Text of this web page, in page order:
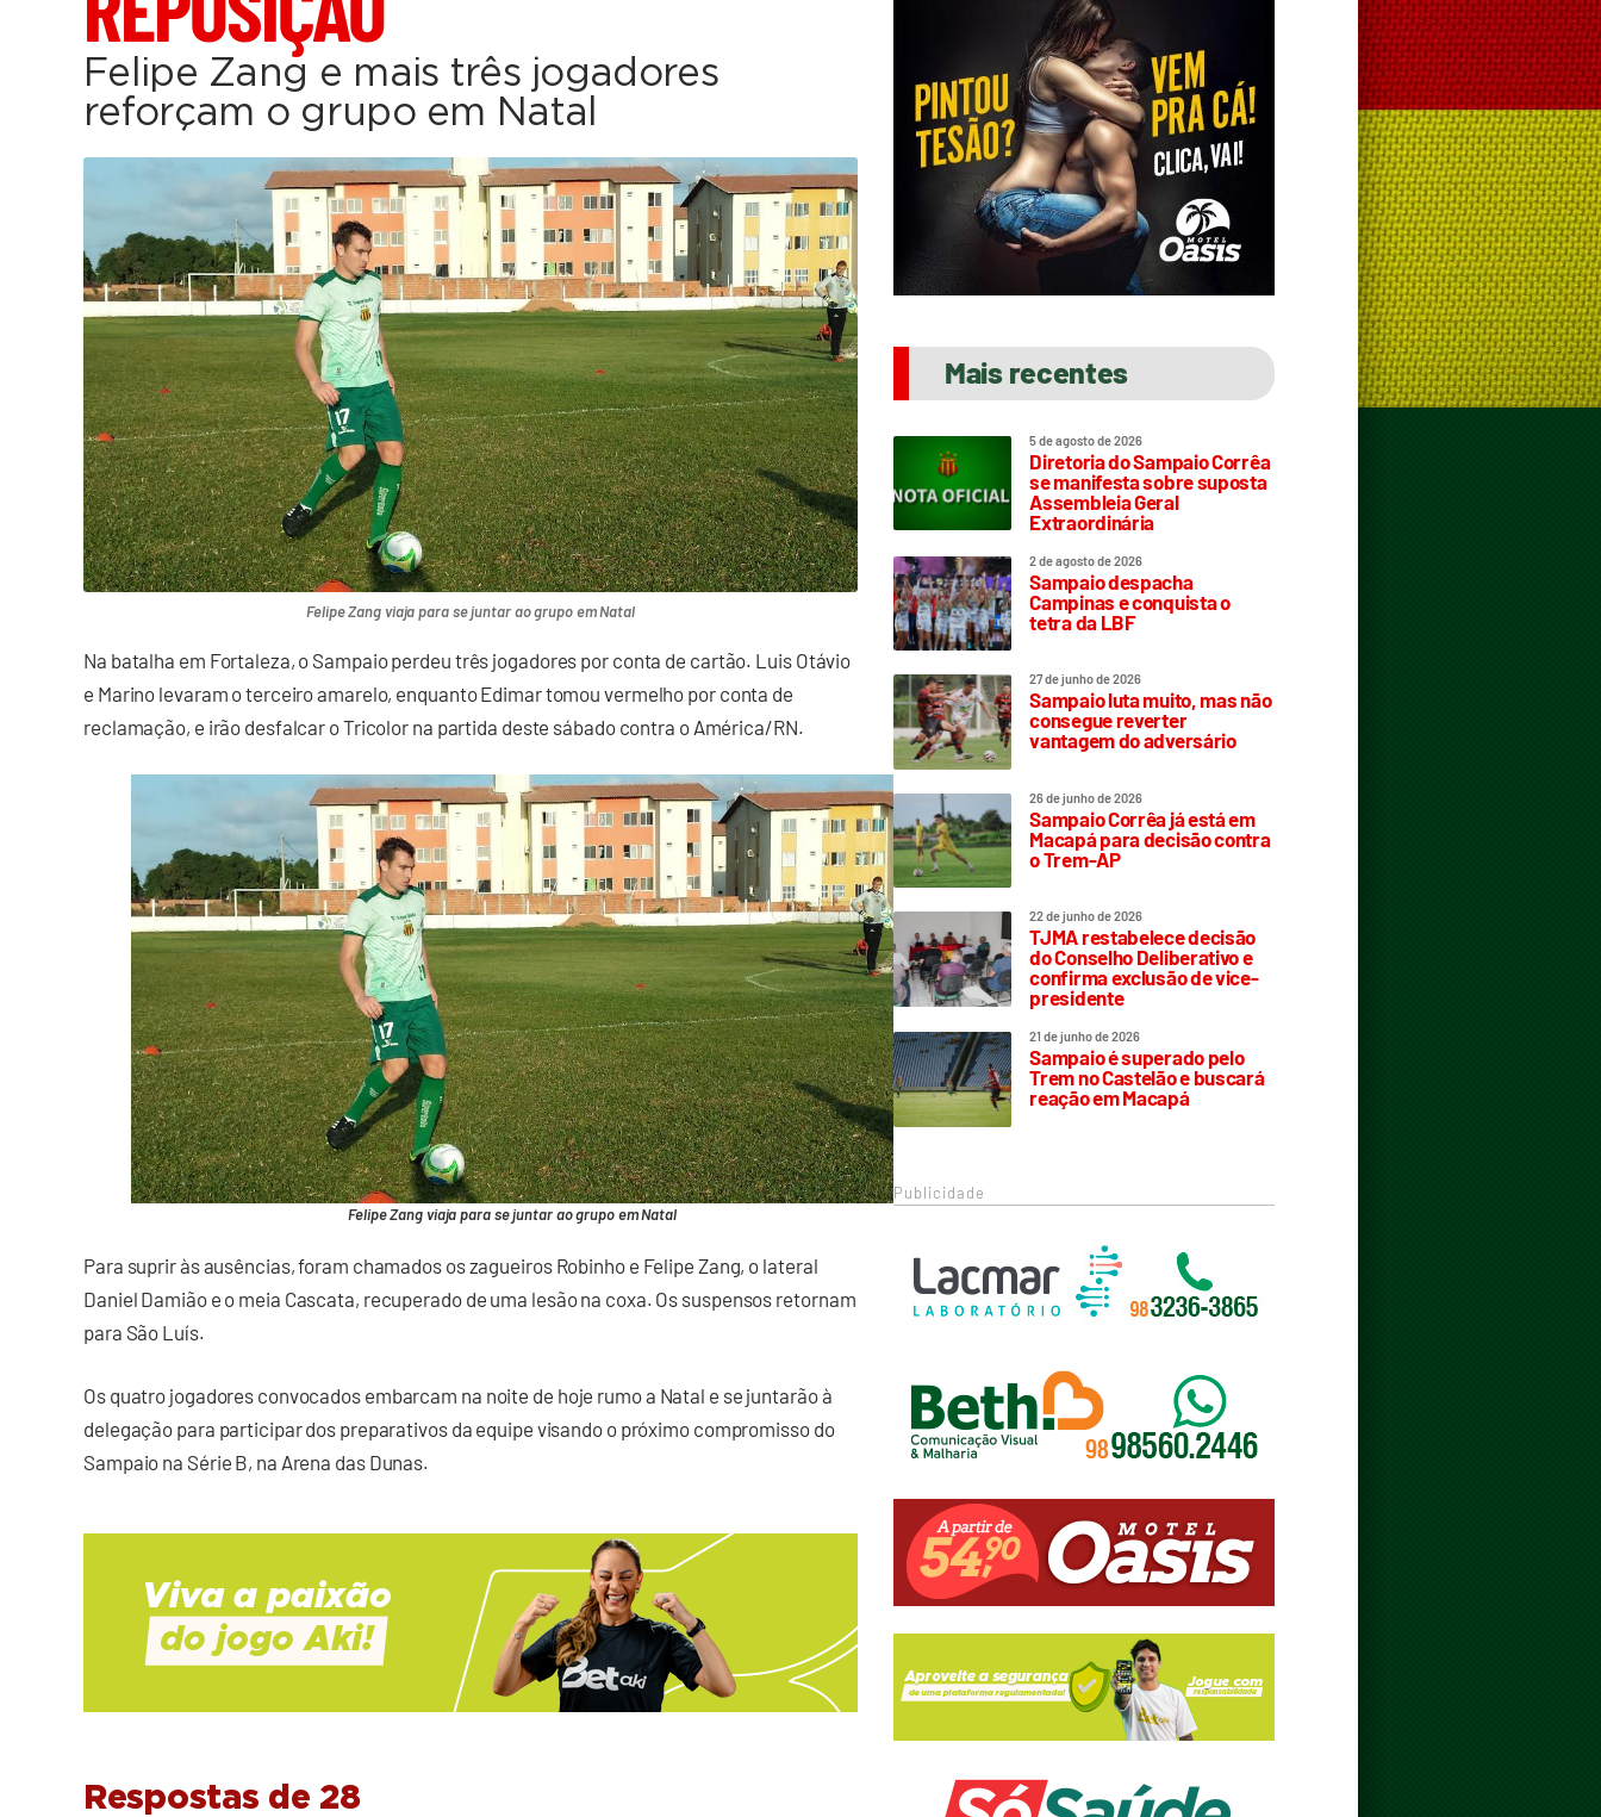
Felipe Zang e mais três jogadores
reforçam o grupo em Natal
Felipe Zang viaja para se juntar ao grupo em Natal
Na batalha em Fortaleza, o Sampaio perdeu três jogadores por conta de cartão. Luis Otávio
e Marino levaram o terceiro amarelo, enquanto Edimar tomou vermelho por conta de
reclamação, e irão desfalcar o Tricolor na partida deste sábado contra o América/RN.
Felipe Zang viaja para se juntar ao grupo em Natal
Para suprir às ausências, foram chamados os zagueiros Robinho e Felipe Zang, o lateral
Daniel Damião e o meia Cascata, recuperado de uma lesão na coxa. Os suspensos retornam
para São Luís.
Os quatro jogadores convocados embarcam na noite de hoje rumo a Natal e se juntarão à
delegação para participar dos preparativos da equipe visando o próximo compromisso do
Sampaio na Série B, na Arena das Dunas.
Respostas de 28
Mais recentes
5 de agosto de 2026
Diretoria do Sampaio Corrêa
se manifesta sobre suposta
Assembleia Geral
Extraordinária
2 de agosto de 2026
Sampaio despacha
Campinas e conquista o
tetra da LBF
27 de junho de 2026
Sampaio luta muito, mas não
consegue reverter
vantagem do adversário
26 de junho de 2026
Sampaio Corrêa já está em
Macapá para decisão contra
o Trem-AP
22 de junho de 2026
TJMA restabelece decisão
do Conselho Deliberativo e
confirma exclusão de vice-
presidente
21 de junho de 2026
Sampaio é superado pelo
Trem no Castelão e buscará
reação em Macapá
Publicidade